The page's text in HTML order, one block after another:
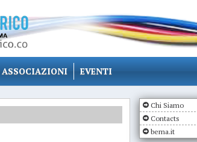
ASSOCIAZIONI EVENTI
Chi Siamo
Contacts
bema.it